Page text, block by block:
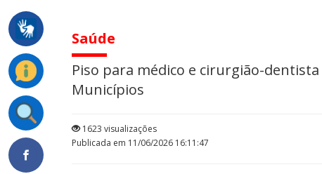
Saúde
Piso para médico e cirurgião-
Municípios
1623 visualizações
Publicada em 11/06/2026 16:11:47